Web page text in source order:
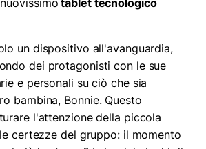
tablet tecnologico
un dispositivo all'avanguardia,
dei protagonisti con le sue
e personali su ciò che sia
bambina, Bonnie. Questo
l'attenzione della piccola
certezze del gruppo: il momento